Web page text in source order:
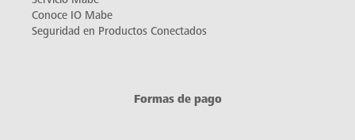
Conoce IO Mabe
Seguridad en Productos Conectados
Formas de pago